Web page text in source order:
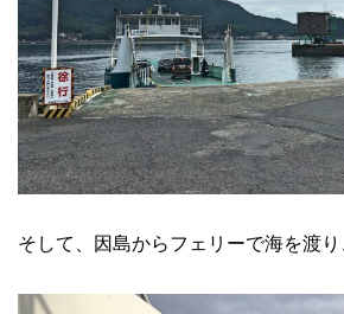
そして、因島からフェリーで海を渡り